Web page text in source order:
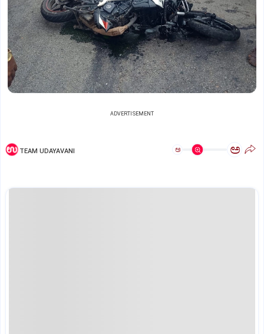
ADVERTISEMENT
TEAM UDAYAVANI ಅ ಅ